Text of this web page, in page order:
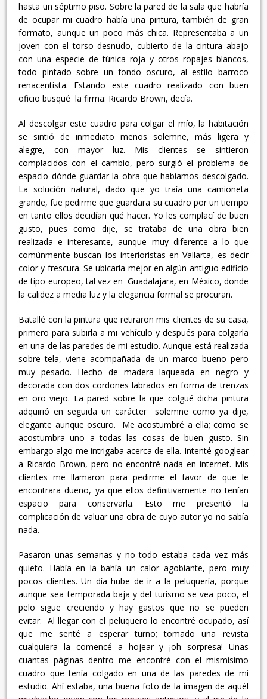
hasta un séptimo piso. Sobre la pared de la sala que habría
de ocupar mi cuadro había una pintura, también de gran
formato, aunque un poco más chica. Representaba a un
joven con el torso desnudo, cubierto de la cintura abajo
con una especie de túnica roja y otros ropajes blancos,
todo pintado sobre un fondo oscuro, al estilo barroco
renacentista. Estando este cuadro realizado con buen
oficio busqué la firma: Ricardo Brown, decía.
Al descolgar este cuadro para colgar el mío, la habitación
se sintió de inmediato menos solemne, más ligera y
alegre, con mayor luz. Mis clientes se sintieron
complacidos con el cambio, pero surgió el problema de
espacio dónde guardar la obra que habíamos descolgado.
La solución natural, dado que yo traía una camioneta
grande, fue pedirme que guardara su cuadro por un tiempo
en tanto ellos decidían qué hacer. Yo les complací de buen
gusto, pues como dije, se trataba de una obra bien
realizada e interesante, aunque muy diferente a lo que
comúnmente buscan los interioristas en Vallarta, es decir
color y frescura. Se ubicaría mejor en algún antiguo edificio
de tipo europeo, tal vez en Guadalajara, en México, donde
la calidez a media luz y la elegancia formal se procuran.
Batallé con la pintura que retiraron mis clientes de su casa,
primero para subirla a mi vehículo y después para colgarla
en una de las paredes de mi estudio. Aunque está realizada
sobre tela, viene acompañada de un marco bueno pero
muy pesado. Hecho de madera laqueada en negro y
decorada con dos cordones labrados en forma de trenzas
en oro viejo. La pared sobre la que colgué dicha pintura
adquirió en seguida un carácter solemne como ya dije,
elegante aunque oscuro. Me acostumbré a ella; como se
acostumbra uno a todas las cosas de buen gusto. Sin
embargo algo me intrigaba acerca de ella. Intenté googlear
a Ricardo Brown, pero no encontré nada en internet. Mis
clientes me llamaron para pedirme el favor de que le
encontrara dueño, ya que ellos definitivamente no tenían
espacio para conservarla. Esto me presentó la
complicación de valuar una obra de cuyo autor yo no sabía
nada.
Pasaron unas semanas y no todo estaba cada vez más
quieto. Había en la bahía un calor agobiante, pero muy
pocos clientes. Un día hube de ir a la peluquería, porque
aunque sea temporada baja y del turismo se vea poco, el
pelo sigue creciendo y hay gastos que no se pueden
evitar. Al llegar con el peluquero lo encontré ocupado, así
que me senté a esperar turno; tomado una revista
cualquiera la comencé a hojear y ¡oh sorpresa! Unas
cuantas páginas dentro me encontré con el mismísimo
cuadro que tenía colgado en una de las paredes de mi
estudio. Ahí estaba, una buena foto de la imagen de aquél